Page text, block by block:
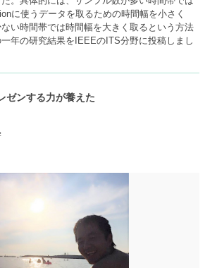
に使うデータを取るための時間幅を小さく
い時間帯では時間幅を大きく取るという方法
年の研究結果をIEEEのITS分野に投稿しまし
ゼンする力が養えた